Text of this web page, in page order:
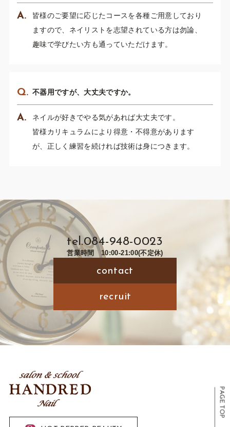
皆様のご要望に応じたコースを各種ご用意しており
ますので、ネイリストを志望されている方は勿論、
趣味で学びたい方も通っていただけます。
不器用ですが、大丈夫ですか。
ネイルが好きでやる気があれば大丈夫です。
​​​​​​​皆様カリキュラムにより得意・不得意があります
が、正しく練習を続ければ技術は身につきます。
tel.084-948-0023
営業時間 10:00-21:00(不定休)
contact
recruit